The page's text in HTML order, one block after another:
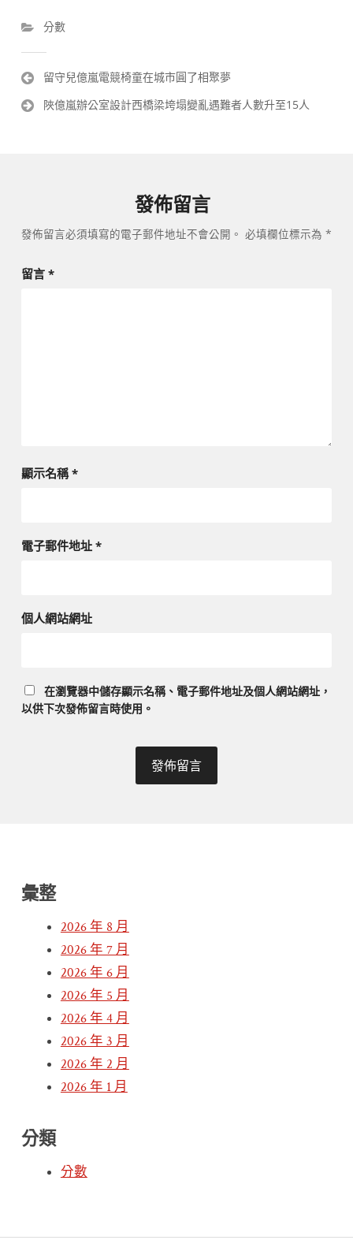
分數
文
章
導
留守兒億嵐電競椅童在城市圓了相聚夢
陜億嵐辦公室設計西橋梁垮塌變亂遇難者人數升至15人
發佈留言
發佈留言必須填寫的電子郵件地址不會公開。 必填欄位標示為 *
留言 *
顯示名稱*
電子郵件地址 *
個人網站網址
在瀏覽器中儲存顯示名稱、電子郵件地址及個人網站網址，
以供下次發佈留言時使用。
彙整
2026 年 8 月
2026 年 7 月
2026 年 6 月
2026 年 5 月
2026 年 4 月
2026 年 3 月
2026 年 2 月
2026 年 1 月
分類
分數